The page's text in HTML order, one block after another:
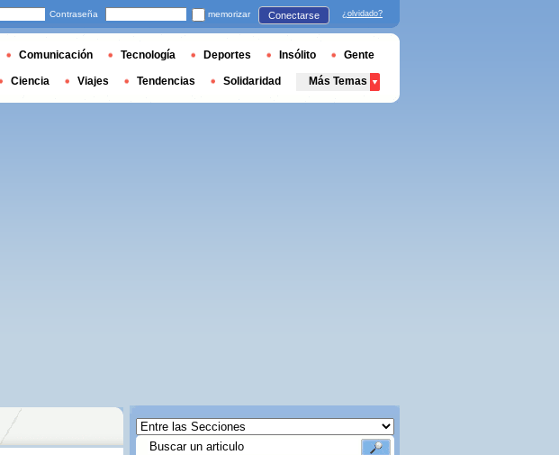
Contraseña memorizar Conectarse ¿olvidado?
Comunicación Tecnología Deportes Insólito Gente
Ciencia Viajes Tendencias Solidaridad Más Temas